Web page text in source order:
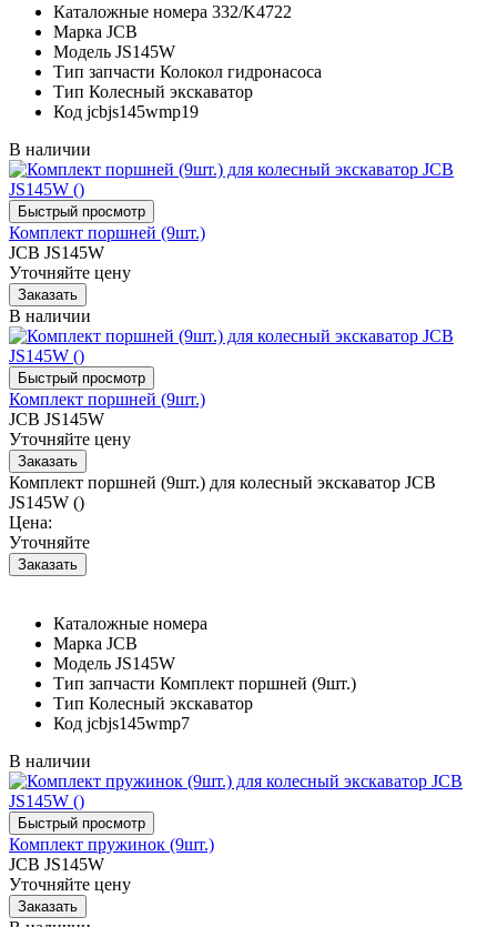
Каталожные номера 332/K4722
Марка JCB
Модель JS145W
Тип запчасти Колокол гидронасоса
Тип Колесный экскаватор
Код jcbjs145wmp19
В наличии
Комплект поршней (9шт.)
JCB JS145W
Уточняйте цену
В наличии
Комплект поршней (9шт.)
JCB JS145W
Уточняйте цену
Комплект поршней (9шт.) для колесный экскаватор JCB
JS145W ()
Цена:
Уточняйте
Каталожные номера
Марка JCB
Модель JS145W
Тип запчасти Комплект поршней (9шт.)
Тип Колесный экскаватор
Код jcbjs145wmp7
В наличии
Комплект пружинок (9шт.)
JCB JS145W
Уточняйте цену